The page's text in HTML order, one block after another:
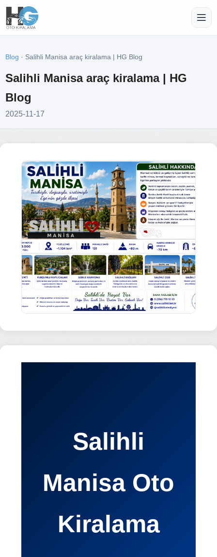
Blog · Salihli Manisa araç kiralama | HG Blog
Salihli Manisa araç kiralama | HG
Blog
2025-11-17
Salihli
Manisa Oto
Kiralama